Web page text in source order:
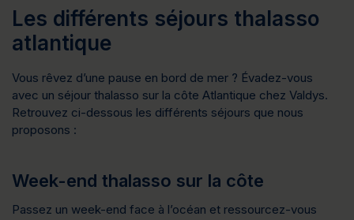
Les différents séjours thalasso
atlantique
Vous rêvez d’une pause en bord de mer ? Évadez-vous
avec un séjour thalasso sur la côte Atlantique chez Valdys.
Retrouvez ci-dessous les différents séjours que nous
proposons :
Week-end thalasso sur la côte
Passez un week-end face à l’océan et ressourcez-vous